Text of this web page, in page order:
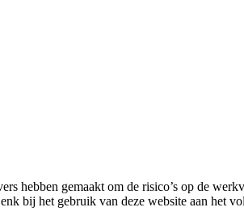
hebben gemaakt om de risico’s op de
bij het gebruik van deze website aan het